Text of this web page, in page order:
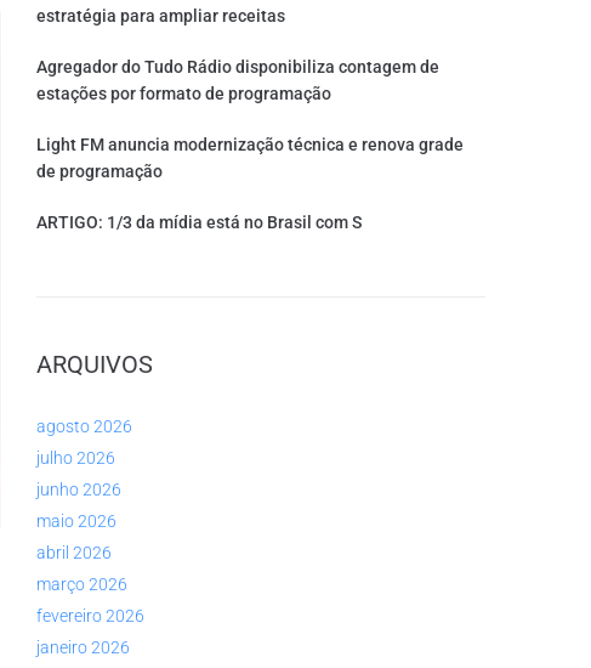
estratégia para ampliar receitas
Agregador do Tudo Rádio disponibiliza contagem de
estações por formato de programação
Light FM anuncia modernização técnica e renova grade
de programação
ARTIGO: 1/3 da mídia está no Brasil com S
ARQUIVOS
agosto 2026
julho 2026
junho 2026
maio 2026
abril 2026
março 2026
fevereiro 2026
janeiro 2026